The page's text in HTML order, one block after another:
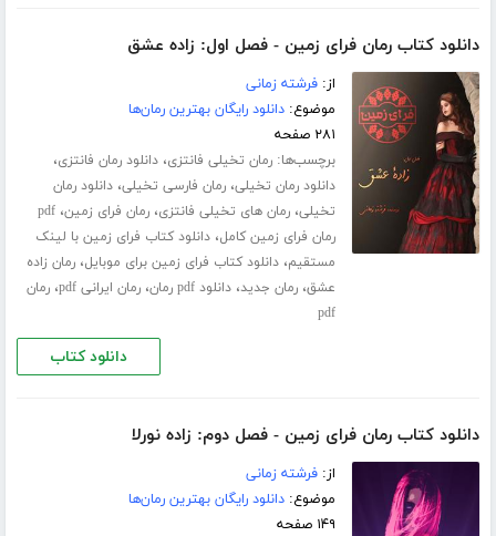
دانلود کتاب رمان فرای زمین - فصل اول: زاده عشق
از:فرشته زمانی
موضوع:دانلود رایگان بهترین رمان‌ها
۲۸۱ صفحه
برچسب‌ها:رمان تخیلی فانتزی،دانلود رمان فانتزی،
دانلود رمان تخیلی،رمان فارسی تخیلی،دانلود رمان
تخیلی،رمان های تخیلی فانتزی،رمان فرای زمین،pdf
رمان فرای زمین کامل،دانلود کتاب فرای زمین با لینک
مستقیم،دانلود کتاب فرای زمین برای موبایل،رمان زاده
عشق،رمان جدید،دانلود pdf رمان ،رمان ایرانی pdf ،رمان
pdf
دانلود کتاب
دانلود کتاب رمان فرای زمین - فصل دوم: زاده نورلا
از:فرشته زمانی
موضوع:دانلود رایگان بهترین رمان‌ها
۱۴۹ صفحه